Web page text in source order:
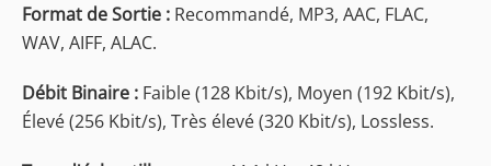
Format de Sortie : Recommandé, MP3, AAC, FLAC,
WAV, AIFF, ALAC.
Débit Binaire : Faible (128 Kbit/s), Moyen (192 Kbit/s),
Élevé (256 Kbit/s), Très élevé (320 Kbit/s), Lossless.